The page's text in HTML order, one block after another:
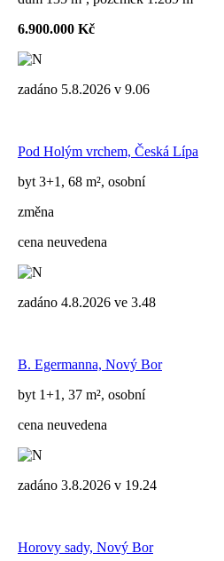
6.900.000 Kč
zadáno 5.8.2026 v 9.06
Pod Holým vrchem, Česká Lípa
byt 3+1, 68 m², osobní
změna
cena neuvedena
zadáno 4.8.2026 ve 3.48
B. Egermanna, Nový Bor
byt 1+1, 37 m², osobní
cena neuvedena
zadáno 3.8.2026 v 19.24
Horovy sady, Nový Bor